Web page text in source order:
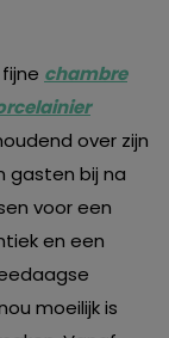
chambre
over zijn
gasten bij na
voor een
en een
moeilijk is